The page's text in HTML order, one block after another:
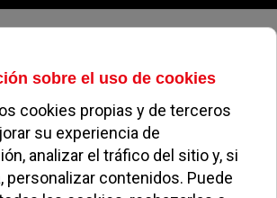
09 de agosto de 2026
municipal aprueba la
de una decena de